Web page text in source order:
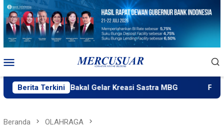
Loncat
konten
Mobile
Berita Terkini
Ngataku Bakal Gelar Kreasi Sastra MBG Fatek Untad
Beranda OLAHRAGA